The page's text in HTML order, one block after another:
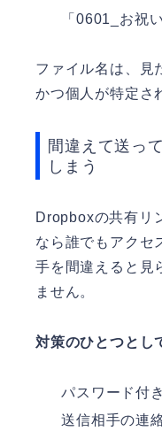
「0601_お祝
ファイル名は、見
かつ個人が特定さ
間違えて送っ
しまう
Dropboxの共有リ
なら誰でもアクセ
手を間違えると見
ません。
対策のひとつとし
パスワード付
送信相手の連